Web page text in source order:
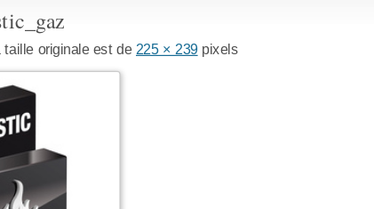
taille originale est de 225 × 239pixels